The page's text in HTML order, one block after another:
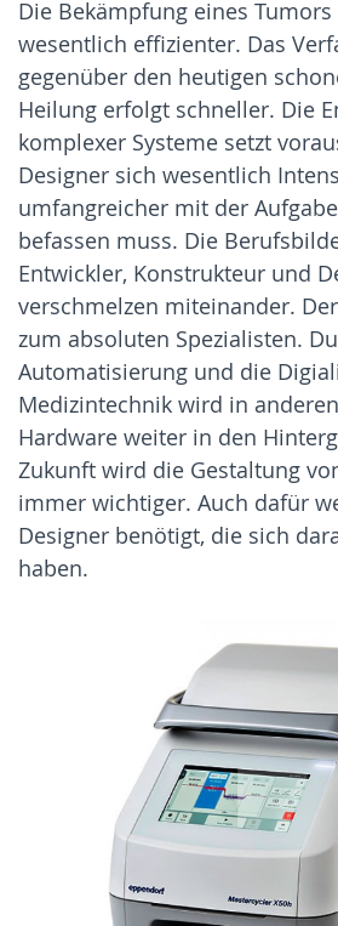
Die Bekämpfung eines
wesentlich effizienter. Das
gegenüber den heutigen
Heilung erfolgt schneller. Die
komplexer Systeme setzt
Designer sich wesentlich
umfangreicher mit der
befassen muss. Die
Entwickler, Konstrukteur und
verschmelzen miteinander.
zum absoluten Spezialisten.
Automatisierung und die
Medizintechnik wird in
Hardware weiter in den
Zukunft wird die Gestaltung
immer wichtiger. Auch dafür
Designer benötigt, die sich
haben.